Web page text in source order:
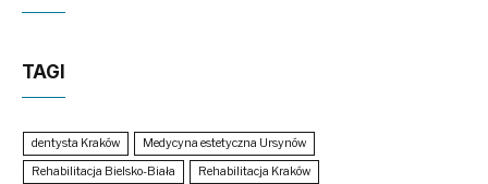
TAGI
dentysta Kraków
Medycyna estetyczna Ursynów
Rehabilitacja Bielsko-Biała
Rehabilitacja Kraków